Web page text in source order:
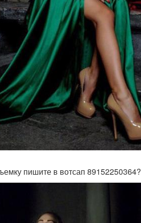
пишите в вотсап 89152250364?